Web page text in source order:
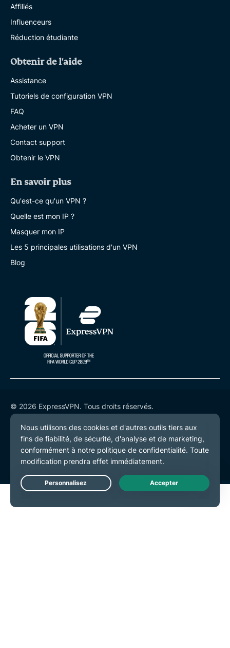
Affiliés
Influenceurs
Réduction étudiante
Obtenir de l'aide
Assistance
Tutoriels de configuration VPN
FAQ
Acheter un VPN
Contact support
Obtenir le VPN
En savoir plus
Qu'est-ce qu'un VPN ?
Quelle est mon IP ?
Masquer mon IP
Les 5 principales utilisations d'un VPN
Blog
© 2026 ExpressVPN. Tous droits réservés.
Politique de confidentialité
Conditions de service
Préférences de cookies
Live Chat